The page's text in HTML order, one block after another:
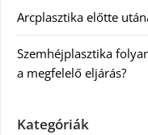
Arcplasztika előtte
Szemhéjplasztika
a megfelelő eljárás?
Kategóriák